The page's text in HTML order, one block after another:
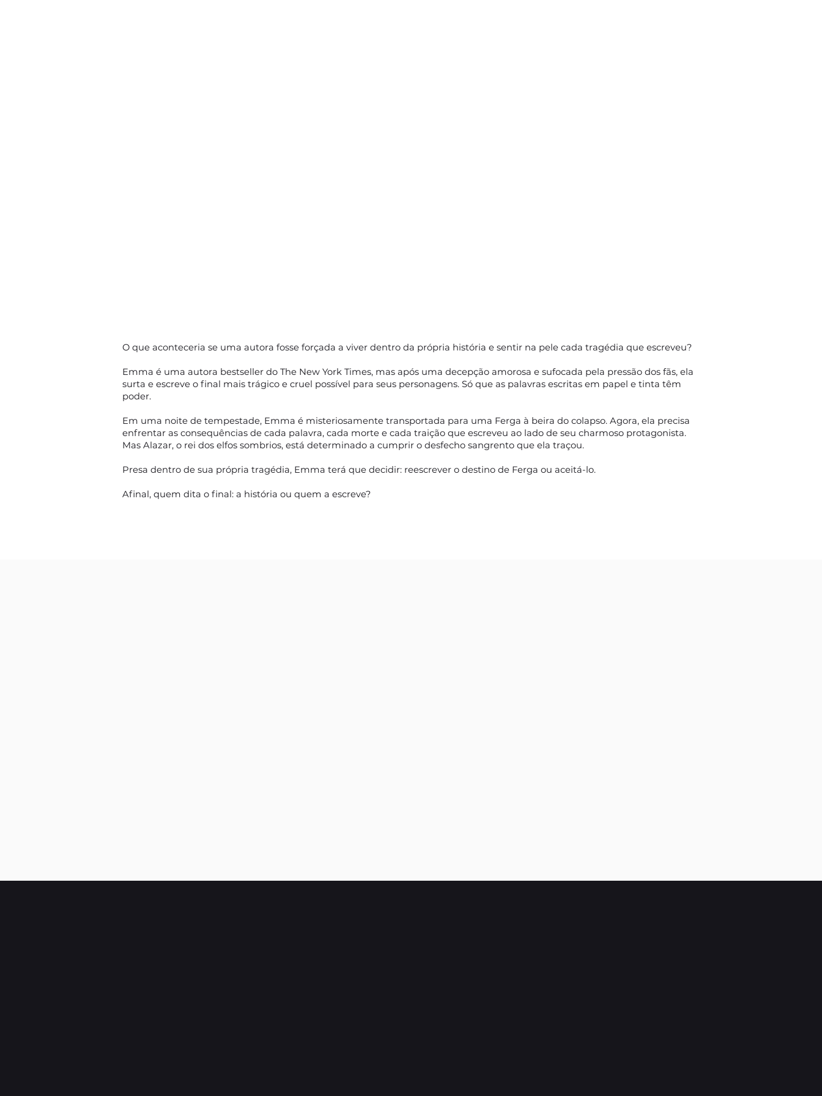
O que aconteceria se uma autora fosse forçada a viver dentro da própria história e sentir na pele cada tragédia que escreveu?
Emma é uma autora bestseller do The New York Times, mas após uma decepção amorosa e sufocada pela pressão dos fãs, ela
surta e escreve o final mais trágico e cruel possível para seus personagens. Só que as palavras escritas em papel e tinta têm
poder.
Em uma noite de tempestade, Emma é misteriosamente transportada para uma Ferga à beira do colapso. Agora, ela precisa
enfrentar as consequências de cada palavra, cada morte e cada traição que escreveu ao lado de seu charmoso protagonista.
Mas Alazar, o rei dos elfos sombrios, está determinado a cumprir o desfecho sangrento que ela traçou.
Presa dentro de sua própria tragédia, Emma terá que decidir: reescrever o destino de Ferga ou aceitá-lo.
Afinal, quem dita o final: a história ou quem a escreve?